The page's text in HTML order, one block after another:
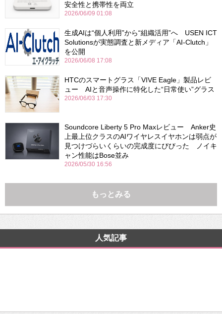
安全性と携帯性を両立
2026/06/09 01:08
生成AIは“個人利用”から“組織活用”へ USEN ICT
Solutionsが実態調査と新メディア「AI-Clutch」
を公開
2026/06/08 17:08
HTCのスマートグラス「VIVE Eagle」製品レビ
ュー AIと音声操作に特化した“日常使い”グラス
2026/06/03 17:30
Soundcore Liberty 5 Pro Maxレビュー Anker史
上最上位クラスのAIワイヤレスイヤホンは弱点が
見つけづらいくらいの完成度にびびった ノイキ
ャン性能はBose並み
2026/05/30 16:56
もっとみる
人気記事